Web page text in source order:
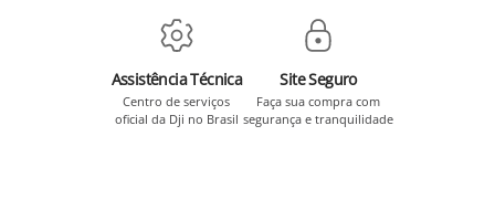
Assistência Técnica
Centro de serviços
oficial da Dji no Brasil
Site Seguro
Faça sua compra com
segurança e tranquilidade